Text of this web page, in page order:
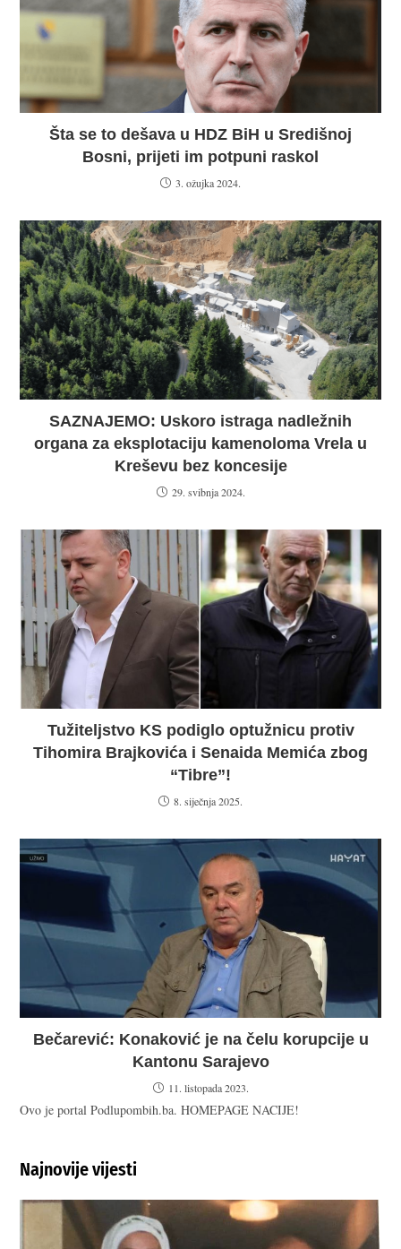
Šta se to dešava u HDZ BiH u Središnoj
Bosni, prijeti im potpuni raskol
3. ožujka 2024.
SAZNAJEMO: Uskoro istraga nadležnih
organa za eksplotaciju kamenoloma Vrela u
Kreševu bez koncesije
29. svibnja 2024.
Tužiteljstvo KS podiglo optužnicu protiv
Tihomira Brajkovića i Senaida Memića zbog
“Tibre”!
8. siječnja 2025.
Bečarević: Konaković je na čelu korupcije u
Kantonu Sarajevo
11. listopada 2023.
Ovo je portal Podlupombih.ba. HOMEPAGE NACIJE!
Najnovije vijesti